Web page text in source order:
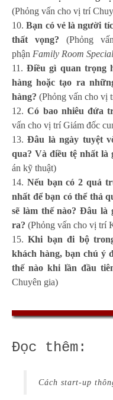
(Phỏng vấn cho vị trí
Bạn có vẻ là người
thất vọng? (Phỏng
phận Family Room
Điều gì quan trọng
hàng hoặc tạo ra
hàng? (Phỏng vấn cho vị
Có bao nhiêu đứa
vấn cho vị trí Giám đốc
Đâu là ngày tuyệt
qua? Và điều tệ nhất là
án kỹ thuật)
Nếu bạn có 2 quả
nhất để bạn có thể thả
sẽ làm thế nào? Đâu
ra? (Phỏng vấn cho vị trí
Khi bạn đi bộ
khách hàng, bạn chú ý
thế nào khi lần đầu
Chuyên gia)
Đọc thêm:
Cách start-up